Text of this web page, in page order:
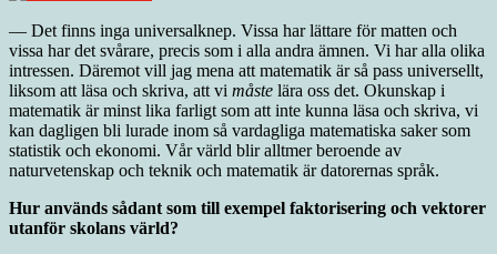
— Det finns inga universalknep. Vissa har lättare för matten och
vissa har det svårare, precis som i alla andra ämnen. Vi har alla olika
intressen. Däremot vill jag mena att matematik är så pass universellt,
liksom att läsa och skriva, att vi måste lära oss det. Okunskap i
matematik är minst lika farligt som att inte kunna läsa och skriva, vi
kan dagligen bli lurade inom så vardagliga matematiska saker som
statistik och ekonomi. Vår värld blir alltmer beroende av
naturvetenskap och teknik och matematik är datorernas språk.
Hur används sådant som till exempel faktorisering och vektorer
utanför skolans värld?